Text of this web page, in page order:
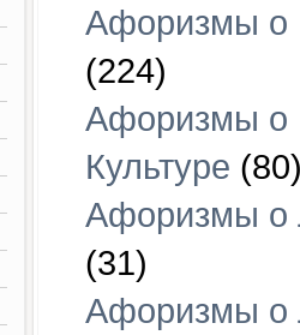
Афоризмы о
(224)
Афоризмы о
Культуре
Афоризмы о
(31)
Афоризмы о